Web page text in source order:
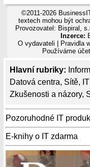
Hlavní rubriky:
Datová centra, Sítě,
Zkušenosti a názory,
Pozoruhodné IT
E-knihy o IT zdarma
©2011-2026
textech mohou být
Provozovatel: Bispiral,
Inzerce:
O vydavateli
Pravidla
Používáme